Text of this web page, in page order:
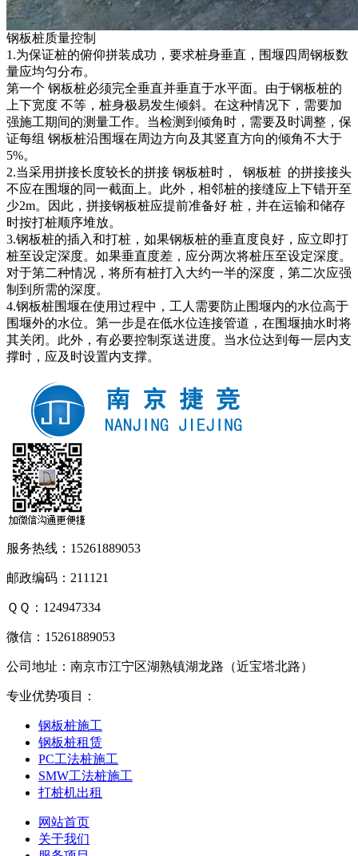
钢板桩质量控制
1.为保证桩的俯仰拼装成功，要求桩身垂直，围堰四周钢板数
量应均匀分布。
第一个 钢板桩必须完全垂直并垂直于水平面。由于钢板桩的
上下宽度 不等，桩身极易发生倾斜。在这种情况下，需要加
强施工期间的测量工作。当检测到倾角时，需要及时调整，保
证每组 钢板桩沿围堰在周边方向及其竖直方向的倾角不大于
5%。
2.当采用拼接长度较长的拼接 钢板桩时， 钢板桩 的拼接接头
不应在围堰的同一截面上。此外，相邻桩的接缝应上下错开至
少2m。因此，拼接钢板桩应提前准备好 桩，并在运输和储存
时按打桩顺序堆放。
3.钢板桩的插入和打桩，如果钢板桩的垂直度良好，应立即打
桩至设定深度。如果垂直度差，应分两次将桩压至设定深度。
对于第二种情况，将所有桩打入大约一半的深度，第二次应强
制到所需的深度。
4.钢板桩围堰在使用过程中，工人需要防止围堰内的水位高于
围堰外的水位。第一步是在低水位连接管道，在围堰抽水时将
其关闭。此外，有必要控制泵送进度。当水位达到每一层内支
撑时，应及时设置内支撑。
服务热线：15261889053
邮政编码：211121
ＱＱ：124947334
微信：15261889053
公司地址：南京市江宁区湖熟镇湖龙路（近宝塔北路）
专业优势项目：
钢板桩施工
钢板桩租赁
PC工法桩施工
SMW工法桩施工
打桩机出租
网站首页
关于我们